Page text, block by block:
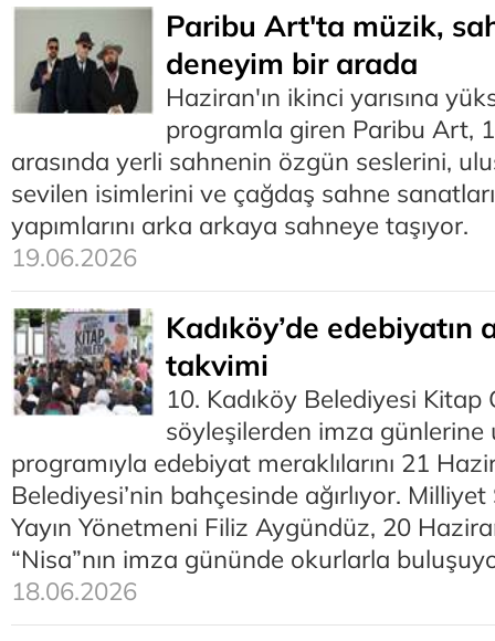
Paribu Art'ta müzik,
deneyim bir arada
Haziran'ın ikinci yarısına
programla giren Paribu Art,
arasında yerli sahnenin özgün seslerini,
sevilen isimlerini ve çağdaş sahne
yapımlarını arka arkaya sahneye taşıyor.
19.06.2026
Kadıköy’de edebiyatın
takvimi
10. Kadıköy Belediyesi Kitap
söyleşilerden imza
programıyla edebiyat meraklılarını 21
Belediyesi’nin bahçesinde ağırlıyor.
Yayın Yönetmeni Filiz Aygündüz, 20
“Nisa”nın imza gününde okurlarla
18.06.2026